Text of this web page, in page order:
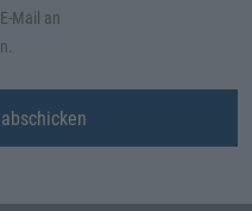
Mail an